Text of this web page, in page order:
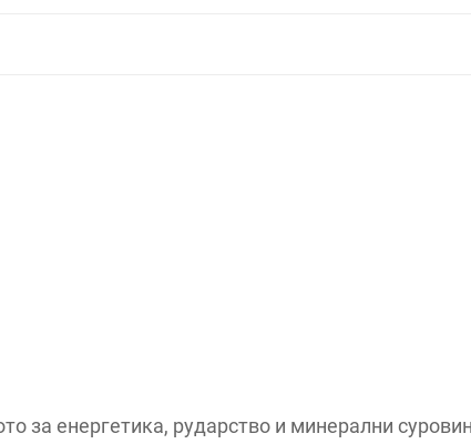
за енергетика, рударство и минерални